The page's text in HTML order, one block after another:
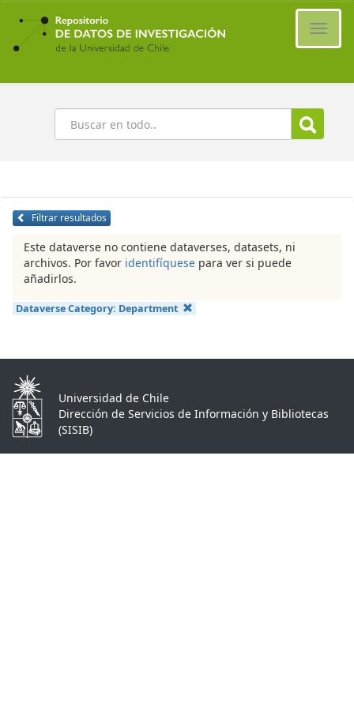
Ir
contenido
principal
Buscar
Filtrar resultados
Este dataverse no contiene dataverses, datasets, ni
archivos. Por favor identifíquese para ver si puede
añadirlos.
Dataverse Category: Department
Universidad de Chile
Dirección de Servicios de Información y Bibliotecas
(SISIB)